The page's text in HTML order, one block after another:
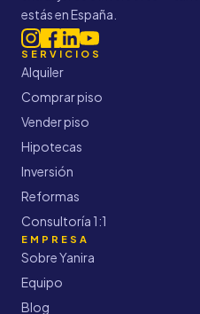
estás en España.
SERVICIOS
Alquiler
Comprar piso
Vender piso
Hipotecas
Inversión
Reformas
Consultoría 1:1
EMPRESA
Sobre Yanira
Equipo
Blog